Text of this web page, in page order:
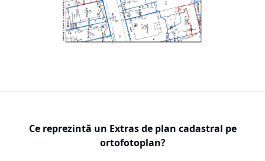
Ce reprezintă un Extras de plan cadastral pe
ortofotoplan?